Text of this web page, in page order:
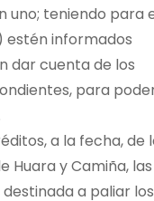
uno; teniendo para
estén informados
dar cuenta de los
para
a la fecha, de
Huara y Camiña,
a paliar los